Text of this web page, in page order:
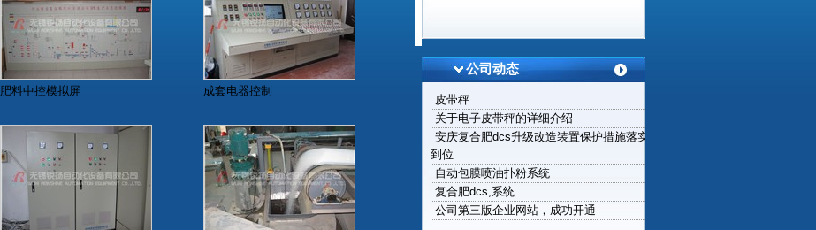
肥料中控模拟屏 成套电器控制
公司动态
皮带秤
关于电子皮带秤的详细介绍
安庆复合肥dcs升级改造装置保护措施落实
到位
自动包膜喷油扑粉系统
复合肥dcs,系统
公司第三版企业网站，成功开通